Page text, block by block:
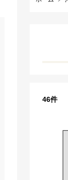
46件